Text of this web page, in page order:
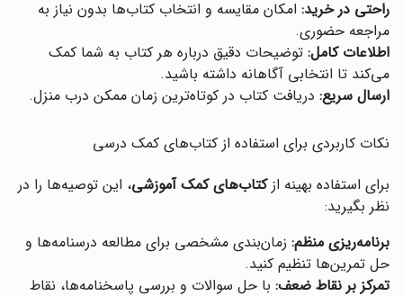
راحتی در خرید: امکان مقایسه و انتخاب کتاب‌ها بدون نیاز به
مراجعه حضوری.
اطلاعات کامل: توضیحات دقیق درباره هر کتاب به شما کمک
می‌کند تا انتخابی آگاهانه داشته باشید.
ارسال سریع: دریافت کتاب در کوتاه‌ترین زمان ممکن درب منزل.
نکات کاربردی برای استفاده از کتاب‌های کمک درسی
برای استفاده بهینه ازکتاب‌های کمک آموزشی، این توصیه‌ها را در
نظر بگیرید:
برنامه‌ریزی منظم: زمان‌بندی مشخصی برای مطالعه درسنامه‌ها و
حل تمرین‌ها تنظیم کنید.
تمرکز بر نقاط ضعف: با حل سوالات و بررسی پاسخنامه‌ها، نقاط